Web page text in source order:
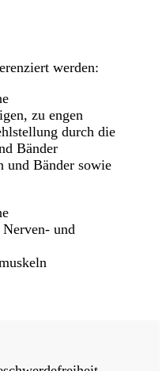
werden:
zu engen
durch die
Bänder
und Bänder sowie
und